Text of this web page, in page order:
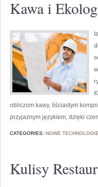
Kawa i
obliczom kawy, liściastym
przyjaznym językiem, dzięki
CATEGORIES: NOWE TECHNOLOGIE
Kulisy